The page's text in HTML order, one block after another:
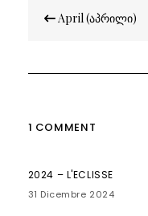
Navigazione
April (აპრილი)
1 COMMENT
2024 – L'ECLISSE
31 Dicembre 2024